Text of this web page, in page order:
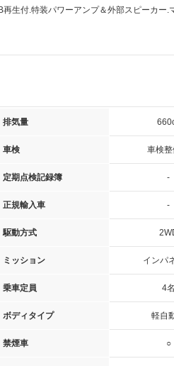
生付.特装パワーアンプ＆外部スピーカー.
排気量
車検 車検
定期点検記録簿 -
正規輸入車 -
駆動方式
ミッション インパ
乗車定員 4名
ボディタイプ 軽自
禁煙車 ○